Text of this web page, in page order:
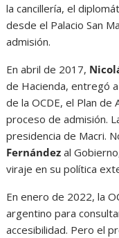
la cancillería, el
desde el Palacio San
admisión.
En abril de 2017,
de Hacienda, entregó
de la OCDE, el Plan de
proceso de admisión.
presidencia de Macri.
Fernández al
viraje en su política
En enero de 2022, la
argentino para
accesibilidad. Pero el